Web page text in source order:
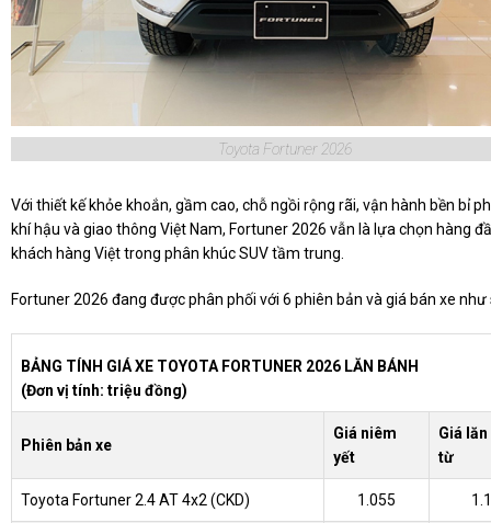
Toyota Fortuner 2026
Với thiết kế khỏe khoắn, gầm cao, chỗ ngồi rộng rãi, vận hành bền bỉ
khí hậu và giao thông Việt Nam, Fortuner 2026 vẫn là lựa chọn hàng
khách hàng Việt trong phân khúc SUV tầm trung.
Fortuner 2026 đang được phân phối với 6 phiên bản và giá bán xe như
BẢNG TÍNH GIÁ XE TOYOTA FORTUNER 2026 LĂN BÁNH
(Đơn vị tính: triệu đồng)
Phiên bản xe
Giá niêm
yết
Giá
từ
Toyota Fortuner 2.4 AT 4x2 (CKD) 1.055